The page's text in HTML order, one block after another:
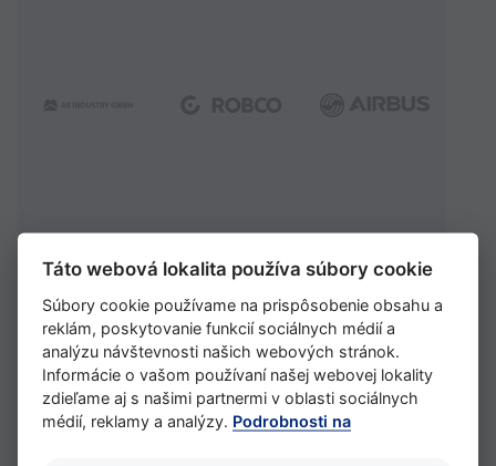
Táto webová lokalita používa súbory cookie
Súbory cookie používame na prispôsobenie obsahu a
reklám, poskytovanie funkcií sociálnych médií a
analýzu návštevnosti našich webových stránok.
Informácie o vašom používaní našej webovej lokality
zdieľame aj s našimi partnermi v oblasti sociálnych
médií, reklamy a analýzy. Podrobnosti na